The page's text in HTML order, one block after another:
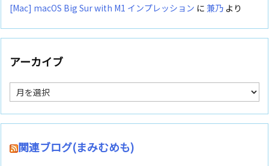
[Mac] macOS Big Sur with M1 インプレッション に 兼乃 より
アーカイブ
ア
ー
カ
イ
関連ブログ(まみむめも)